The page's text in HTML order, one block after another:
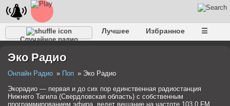
Случайное радио
Лучшее Избранное ☰
Эко Радио
Онлайн Радио Поп
Эко Радио
Экорадио — первая и до сих пор единственная радиостанция
Нижнего Тагила (Свердловская область) с собственным
программированием эфира, ведет вещание на частоте 103,0 FM.